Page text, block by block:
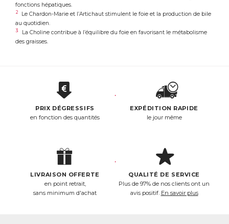
fonctions hépatiques.
2
Le Chardon-Marie et l’Artichaut stimulent le foie et la production de bile
au quotidien.
3
La Choline contribue à l’équilibre du foie en favorisant le métabolisme
des graisses.
PRIX DÉGRESSIFS
en fonction des quantités
EXPÉDITION RAPIDE
le jour même
LIVRAISON OFFERTE
en point retrait,
sans minimum d'achat
QUALITÉ DE SERVICE
Plus de 97% de nos clients ont un
avis positif. En savoir plus